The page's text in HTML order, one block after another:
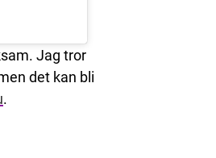
Jag tror
det kan bli
.